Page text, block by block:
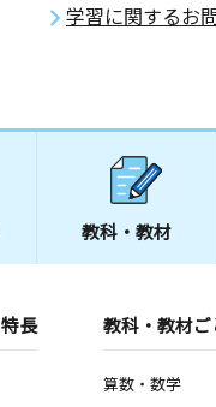
学習に関するお
教科・教材
長 教科・教材
算数・数学